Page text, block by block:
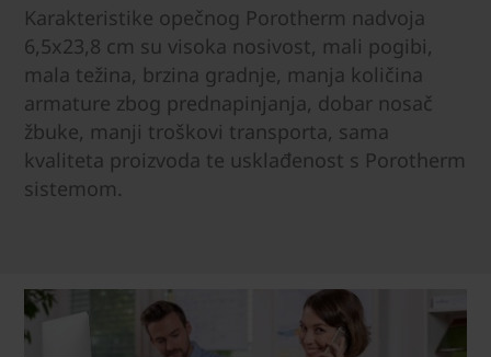
Karakteristike opečnog Porotherm nadvoja
6,5x23,8 cm su visoka nosivost, mali pogibi,
mala težina, brzina gradnje, manja količina
armature zbog prednapinjanja, dobar nosač
žbuke, manji troškovi transporta, sama
kvaliteta proizvoda te usklađenost s Porotherm
sistemom.